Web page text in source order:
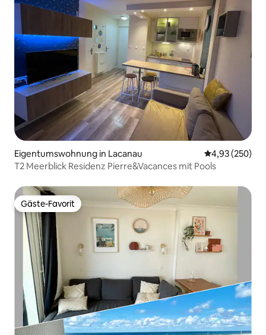
Eigentumswohnung in Lacanau
4,93 (250)
T2 Meerblick Residenz Pierre&Vacances mit Pools
Gäste-Favorit
Gäste-Favorit